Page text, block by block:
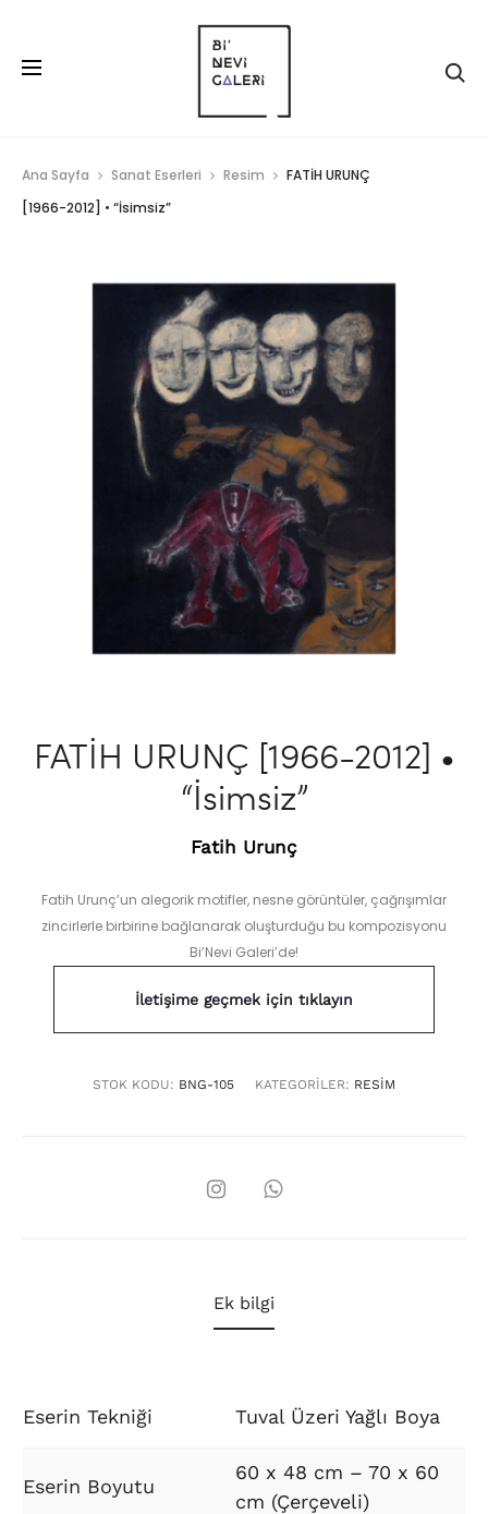
Ana Sayfa Sanat Eserleri Resim
FATİH URUNÇ
[1966-2012] • “İsimsiz”
FATİH URUNÇ [1966-2012] •
“İsimsiz”
Fatih Urunç
Fatih Urunç’un alegorik motifler, nesne görüntüler, çağrışımlar
zincirlerle birbirine bağlanarak oluşturduğu bu kompozisyonu
Bi’Nevi Galeri’de!
İletişime geçmek için tıklayın
STOK KODU: BNG-105 KATEGORILER: RESIM
Ek bilgi
Eserin Tekniği Tuval Üzeri Yağlı Boya
Eserin Boyutu
60 x 48 cm – 70 x 60
cm (Çerçeveli)